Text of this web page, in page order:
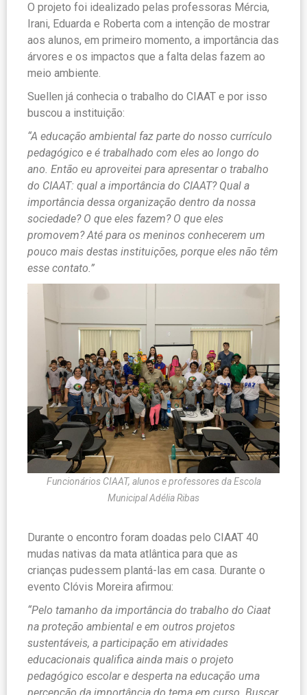
O projeto foi idealizado pelas professoras Mércia,
Irani, Eduarda e Roberta com a intenção de mostrar
aos alunos, em primeiro momento, a importância das
árvores e os impactos que a falta delas fazem ao
meio ambiente.
Suellen já conhecia o trabalho do CIAAT e por isso
buscou a instituição:
“A educação ambiental faz parte do nosso currículo
pedagógico e é trabalhado com eles ao longo do
ano. Então eu aproveitei para apresentar o trabalho
do CIAAT: qual a importância do CIAAT? Qual a
importância dessa organização dentro da nossa
sociedade? O que eles fazem? O que eles
promovem? Até para os meninos conhecerem um
pouco mais destas instituições, porque eles não têm
esse contato.”
Funcionários CIAAT, alunos e professores da Escola
Municipal Adélia Ribas
Durante o encontro foram doadas pelo CIAAT 40
mudas nativas da mata atlântica para que as
crianças pudessem plantá-las em casa. Durante o
evento Clóvis Moreira afirmou:
“Pelo tamanho da importância do trabalho do Ciaat
na proteção ambiental e em outros projetos
sustentáveis, a participação em atividades
educacionais qualifica ainda mais o projeto
pedagógico escolar e desperta na educação uma